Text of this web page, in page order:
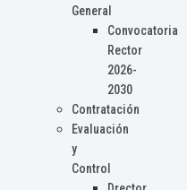
General
Convocatoria
Rector
2026-
2030
Contratación
Evaluación
y
Control